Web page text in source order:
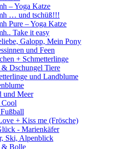
– Yoga Katze
… und tschüß!!!
Pure – Yoga Katze
Take it easy
Galopp, Mein Pony
und Feen
+ Schmetterlinge
& Dschungel Tiere
und Landblume
und Meer
Cool
+ Kiss me (Frösche)
- Marienkäfer
Ski, Alpenblick
& Bolle